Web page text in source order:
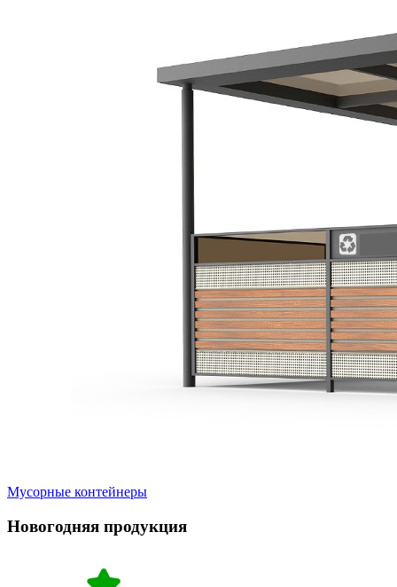
Мусорные контейнеры
Новогодняя продукция